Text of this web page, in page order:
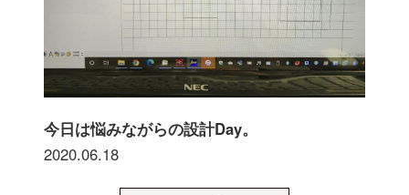
今日は悩みながらの設計Day。
2020.06.18